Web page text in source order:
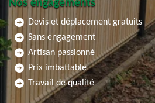
Nos engagements
Devis et déplacement gratuits
Sans engagement
Artisan passionné
Prix imbattable
Travail de qualité